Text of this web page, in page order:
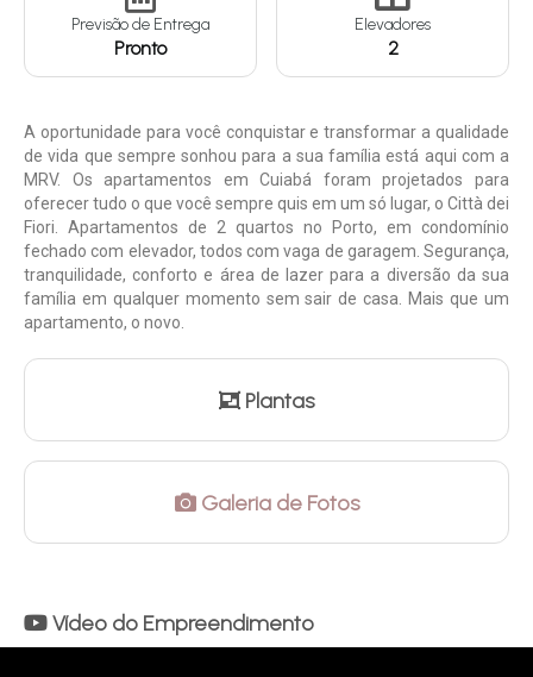
Previsão de Entrega
Pronto
Elevadores
2
A oportunidade para você conquistar e transformar a qualidade
de vida que sempre sonhou para a sua família está aqui com a
MRV. Os apartamentos em Cuiabá foram projetados para
oferecer tudo o que você sempre quis em um só lugar, o Città dei
Fiori. Apartamentos de 2 quartos no Porto, em condomínio
fechado com elevador, todos com vaga de garagem. Segurança,
tranquilidade, conforto e área de lazer para a diversão da sua
família em qualquer momento sem sair de casa. Mais que um
apartamento, o novo.
Plantas
Galeria de Fotos
Vídeo do Empreendimento